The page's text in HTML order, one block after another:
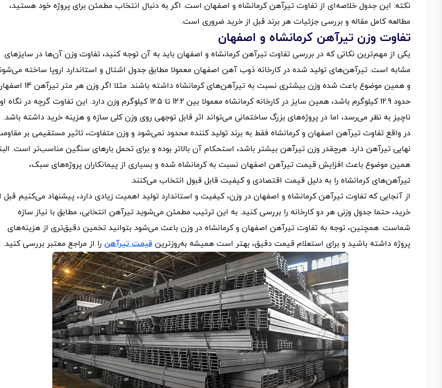
نکته: این جدول خلاصه‌ای از تفاوت تیرآهن کرمانشاه و اصفهان است. اگر به دنبال انتخاب مطمئن برای پروژه‌ خود هستید،
مطالعه کامل مقاله و بررسی جزئیات هر برند قبل از خرید ضروری است.
تفاوت وزن تیرآهن کرمانشاه و اصفهان
یکی از مهم‌ترین نکاتی که در بررسی تفاوت تیرآهن کرمانشاه و اصفهان باید به آن توجه کنید، تفاوت وزن آن‌ها در سایزهای
مشابه است. تیرآهن‌های تولید شده در کارخانه ذوب آهن اصفهان معمولا مطابق جدول اشتال و استاندارد اروپا ساخته
و همین موضوع باعث شده وزن بیشتری نسبت به تیرآهن‌های کرمانشاه داشته باشند. مثلا اگر وزن
حدود 12.9 کیلوگرم باشد، همین سایز در کارخانه کرمانشاه معمولا بین 12.2 تا 12.5 کیلوگرم وزن دارد. این تفاوت گرچه در
ناچیز به نظر می‌رسد، اما در پروژه‌های بزرگ ساختمانی می‌تواند اثر قابل توجهی روی وزن کلی سازه و هزینه خرید داشته باشد.
در واقع تفاوت تیرآهن اصفهان و کرمانشاه فقط به برند تولید کننده محدود نمی‌شود و وزن متفاوت، تاثیر مستقیمی بر
نهایی تیرآهن دارد. هرچقدر وزن تیرآهن بیشتر باشد، استحکام آن بالاتر بوده و برای تحمل بارهای سنگین مناسب‌تر است.
همین موضوع باعث افزایش قیمت تیرآهن اصفهان نسبت به کرمانشاه شده و بسیاری از پیمانکاران پروژه‌های سبک،
تیرآهن‌های کرمانشاه را به دلیل قیمت اقتصادی و کیفیت قابل قبول انتخاب می‌کنند.
از آنجایی که تفاوت تیرآهن کرمانشاه و اصفهان در وزن، کیفیت و استاندارد تولید اهمیت زیادی دارد، پیشنهاد می‌کنیم قبل
خرید، حتما جدول وزنی هر دو کارخانه را بررسی کنید. به این ترتیب مطمئن می‌شوید تیرآهن انتخابی، مطابق با نیاز سازه
شماست. همچنین، توجه به تفاوت تیرآهن اصفهان و کرمانشاه در وزن باعث می‌شود بتوانید تخمین دقیق‌تری از هزینه‌های
پروژه داشته باشید و برای استعلام قیمت دقیق، بهتر است همیشه به‌روزترین قیمت تیرآهن را از مراجع معتبر بررسی کنید.